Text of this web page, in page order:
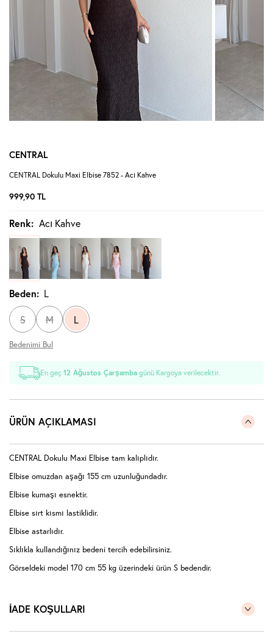
CENTRAL
CENTRAL Dokulu Maxi Elbise 7852 - Acı Kahve
999,90 TL
Renk: Acı Kahve
Beden: L
S M L
Bedenimi Bul
En geç12 Ağustos Çarşamba günü Kargoya verilecektir.
ÜRÜN AÇIKLAMASI
CENTRAL Dokulu Maxi Elbise tam kalıplıdır.
Elbise omuzdan aşağı 155 cm uzunluğundadır.
Elbise kumaşı esnektir.
Elbise sırt kısmı lastiklidir.
Elbise astarlıdır.
Sıklıkla kullandığınız bedeni tercih edebilirsiniz.
Görseldeki model 170 cm 55 kg üzerindeki ürün S bedendir.
İADE KOŞULLARI